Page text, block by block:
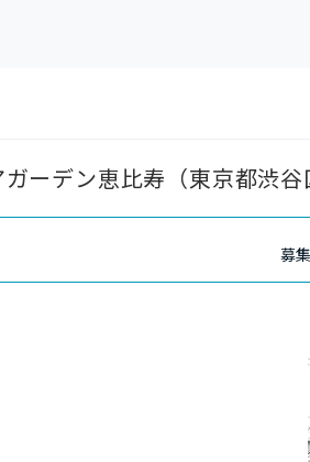
ーデン恵比寿（東京都渋谷
募